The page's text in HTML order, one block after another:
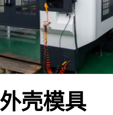
壳模具